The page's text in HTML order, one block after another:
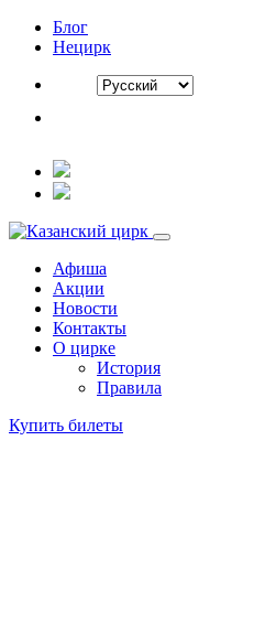
Блог
Нецирк
Афиша
Акции
Новости
Контакты
О цирке
История
Правила
Купить билеты